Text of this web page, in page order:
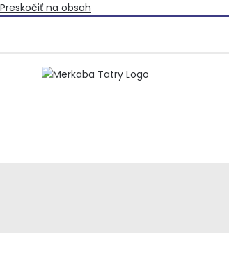
Preskočiť na obsah